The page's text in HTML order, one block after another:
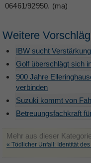
06461/92950. (ma)
Weitere
IBW sucht
Golf überschlägt sich
900 Jahre
verbinden
Suzuki kommt von
Betreuungsfachkraft
Mehr aus dieser
« Tödlicher Unfall: Identität